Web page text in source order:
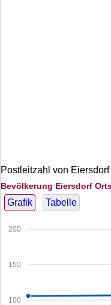
Postleitzahl von
Bevölkerung Eiersdorf
Grafik Tabelle
100
150
200